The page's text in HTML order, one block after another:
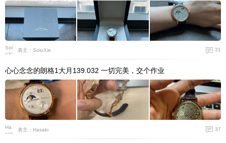
表主：SoloXie 31
心心念念的朗格1大月139.032 一切完美，交个作业
表主：Hasaki 37